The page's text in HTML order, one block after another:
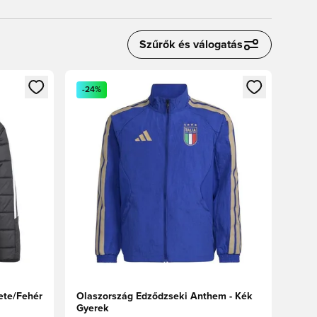
Szűrők és válogatás
vagy a tagként való regisztrációhoz
Fehér
Megnyit egy modált a bejelentkezéshez vagy a
-24%
Olaszország Edződzseki Anthem - Kék
Gyerek